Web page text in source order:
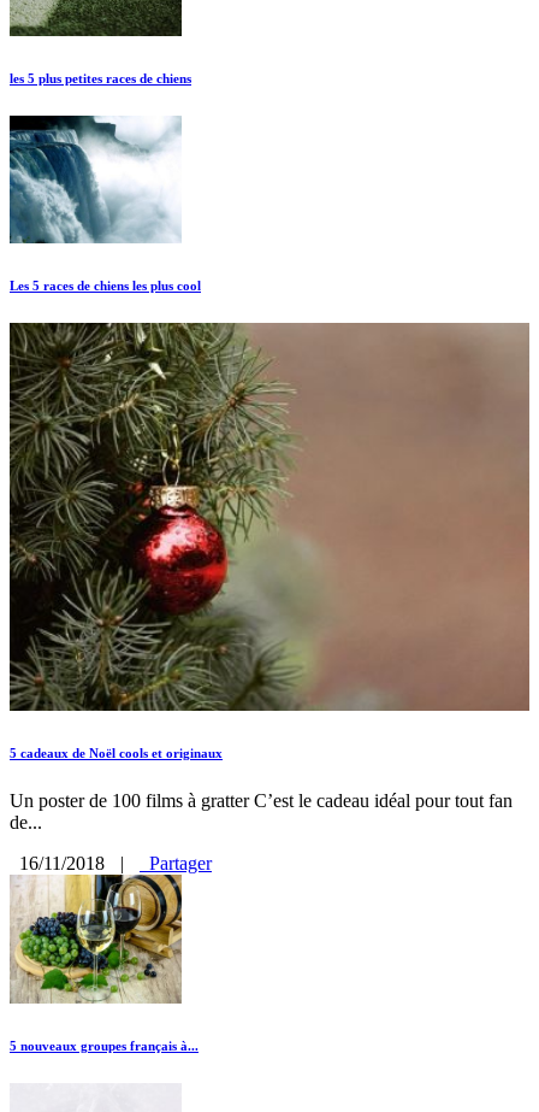
les 5 plus petites races de chiens
Les 5 races de chiens les plus cool
5 cadeaux de Noël cools et originaux
Un poster de 100 films à gratter C’est le cadeau idéal pour tout fan
de...
16/11/2018
| Partager
5 nouveaux groupes français à...